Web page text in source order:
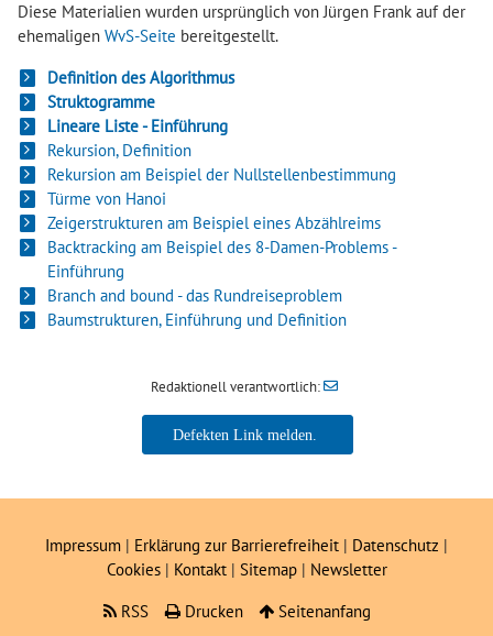
Diese Materialien wurden ursprünglich von Jürgen Frank auf der
ehemaligen WvS-Seite bereitgestellt.
Definition des Algorithmus
Struktogramme
Lineare Liste - Einführung
Rekursion, Definition
Rekursion am Beispiel der Nullstellenbestimmung
Türme von Hanoi
Zeigerstrukturen am Beispiel eines Abzählreims
Backtracking am Beispiel des 8-Damen-Problems -
Einführung
Branch and bound - das Rundreiseproblem
Baumstrukturen, Einführung und Definition
Redaktionell verantwortlich:
Impressum | Erklärung zur Barrierefreiheit | Datenschutz |
Cookies| Kontakt | Sitemap| Newsletter
RSS
Drucken Seitenanfang